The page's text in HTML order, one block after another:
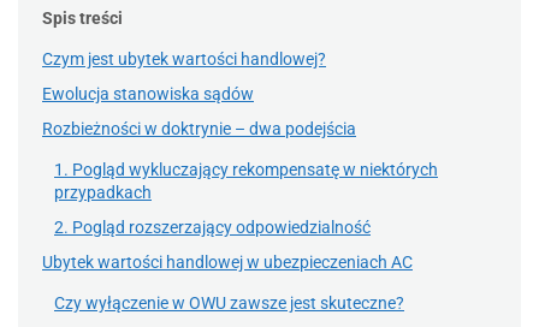
Spis treści
Czym jest ubytek wartości handlowej?
Ewolucja stanowiska sądów
Rozbieżności w doktrynie – dwa podejścia
1. Pogląd wykluczający rekompensatę w niektórych
przypadkach
2. Pogląd rozszerzający odpowiedzialność
Ubytek wartości handlowej w ubezpieczeniach AC
Czy wyłączenie w OWU zawsze jest skuteczne?